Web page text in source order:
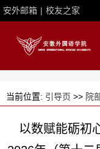
安外邮箱 | 校友之家
当前位置: 引导页 >> 院
以数赋能砺